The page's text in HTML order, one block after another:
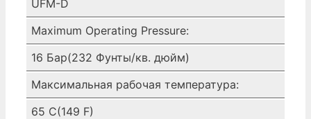
UFM-D
Maximum Operating Pressure:
16 Бар(232 Фунты/кв. дюйм)
Максимальная рабочая температура:
65 C(149 F)